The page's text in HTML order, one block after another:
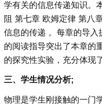
学有关的信息传递知识。
阻 第七章 欧姆定律 第八
信息的传递 。每章的导
的阅读指导突出了本章的
的探究性实验，充分体现
三、学生情况分析;
物理是学生刚接触的一门